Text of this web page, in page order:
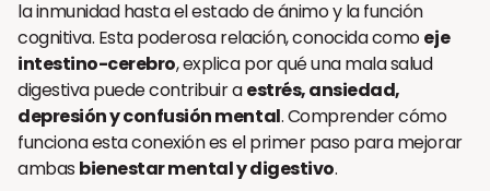
la inmunidad hasta el estado de ánimo y la función
cognitiva. Esta poderosa relación, conocida comoeje
intestino-cerebro, explica por qué una mala salud
digestiva puede contribuir aestrés, ansiedad,
depresión y confusión mental. Comprender cómo
funciona esta conexión es el primer paso para mejorar
ambas bienestar mental y digestivo.